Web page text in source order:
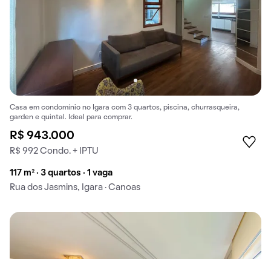
Casa em condomínio no Igara com 3 quartos, piscina, churrasqueira,
garden e quintal. Ideal para comprar.
R$ 943.000
R$ 992 Condo. + IPTU
117 m² · 3 quartos · 1 vaga
Rua dos Jasmins, Igara · Canoas